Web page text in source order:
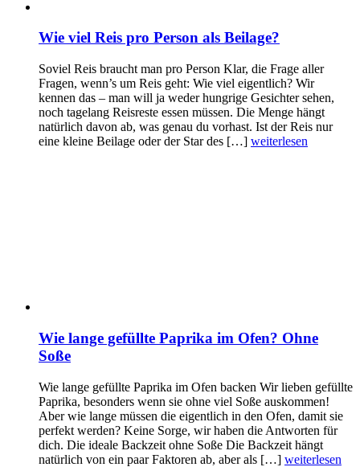
Wie viel Reis pro Person als Beilage?
Soviel Reis braucht man pro Person Klar, die Frage aller
Fragen, wenn’s um Reis geht: Wie viel eigentlich? Wir
kennen das – man will ja weder hungrige Gesichter sehen,
noch tagelang Reisreste essen müssen. Die Menge hängt
natürlich davon ab, was genau du vorhast. Ist der Reis nur
eine kleine Beilage oder der Star des […] weiterlesen
Wie lange gefüllte Paprika im Ofen? Ohne
Soße
Wie lange gefüllte Paprika im Ofen backen Wir lieben gefüllte
Paprika, besonders wenn sie ohne viel Soße auskommen!
Aber wie lange müssen die eigentlich in den Ofen, damit sie
perfekt werden? Keine Sorge, wir haben die Antworten für
dich. Die ideale Backzeit ohne Soße Die Backzeit hängt
natürlich von ein paar Faktoren ab, aber als […] weiterlesen